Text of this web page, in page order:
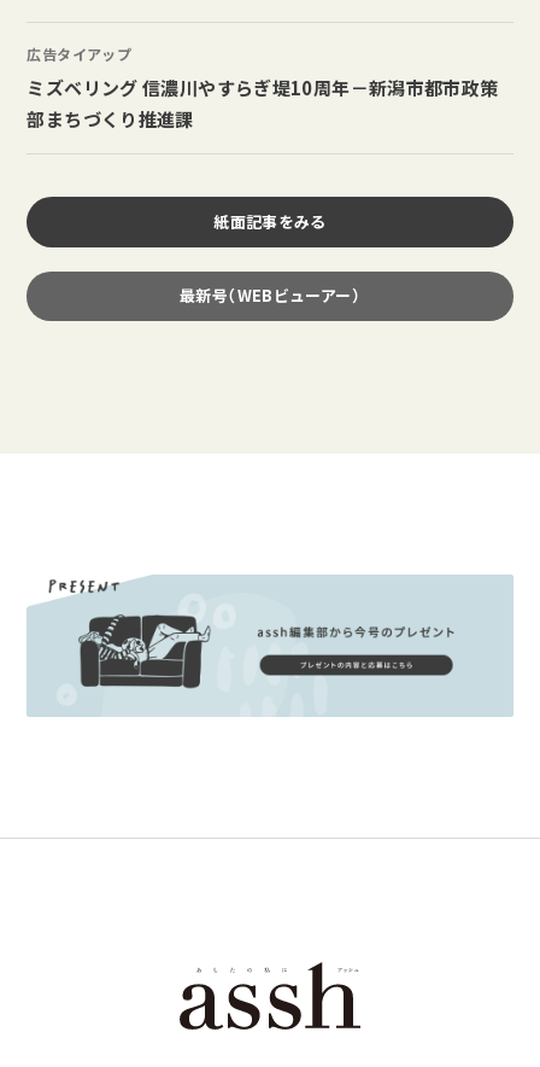
広告タイアップ
ミズベリング 信濃川やすらぎ堤10周年－新潟市都市政策
部まちづくり推進課
紙面記事をみる
最新号（WEBビューアー）